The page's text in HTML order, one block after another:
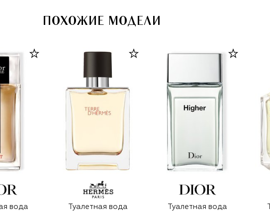
ПОХОЖИЕ МОДЕЛИ
вода
Туалетная вода
Туалетная вода